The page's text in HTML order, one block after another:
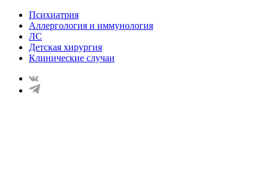
Психиатрия
Аллергология и иммунология
ЛС
Детская хирургия
Клинические случаи